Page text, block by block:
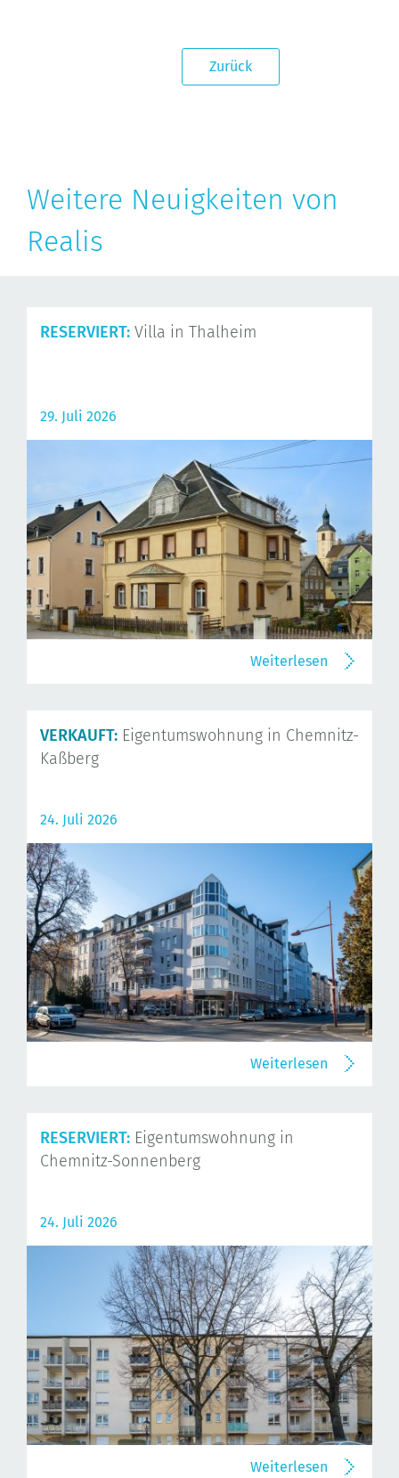
Zurück
Weitere Neuigkeiten von
Realis
RESERVIERT: Villa in Thalheim
29. Juli 2026
Weiterlesen
VERKAUFT: Eigentumswohnung in Chemnitz-
Kaßberg
24. Juli 2026
Weiterlesen
RESERVIERT: Eigentumswohnung in
Chemnitz-Sonnenberg
24. Juli 2026
Weiterlesen